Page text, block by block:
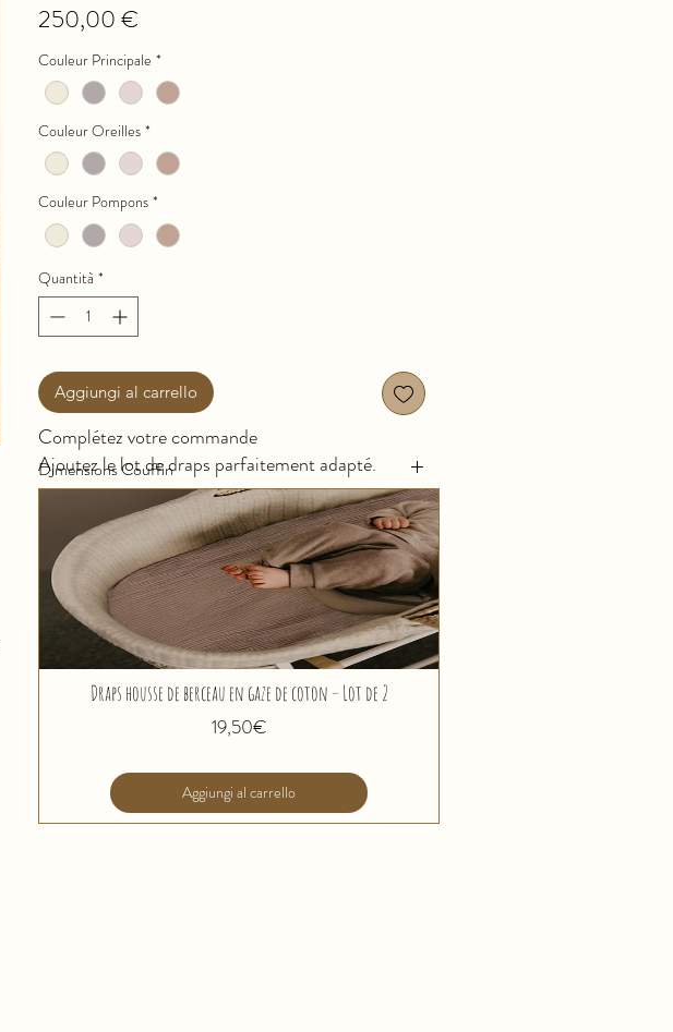
250,00 €
Couleur Principale *
Couleur Oreilles *
Couleur Pompons *
Quantità *
Aggiungi al carrello
Dimensions Couffin
70cm
Largeur :
Hauteur :
45cm
Complétez votre commande
Ajoutez le lot de draps parfaitement adapté.
Draps housse de berceau en gaze de coton – Lot de 2
19,50€Prezzo
Aggiungi al carrello